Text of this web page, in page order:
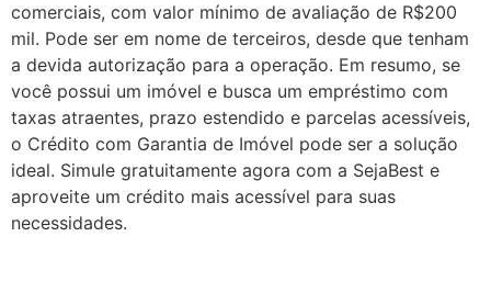
comerciais, com valor mínimo de avaliação de R$200
mil. Pode ser em nome de terceiros, desde que tenham
a devida autorização para a operação. Em resumo, se
você possui um imóvel e busca um empréstimo com
taxas atraentes, prazo estendido e parcelas acessíveis,
o Crédito com Garantia de Imóvel pode ser a solução
ideal. Simule gratuitamente agora com a SejaBest e
aproveite um crédito mais acessível para suas
necessidades.